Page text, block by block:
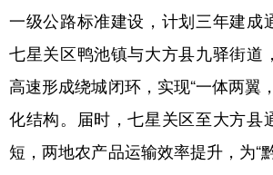
辽宁 吉林 上海
浙江 安徽 福建
山东 河南 湖北
广东 广西 海南
一级公路标准建设，计划三年建成
七星关区鸭池镇与大方县九驿街道
高速形成绕城闭环，实现“一体两翼
化结构。届时，七星关区至大方县
短，两地农产品运输效率提升，为“